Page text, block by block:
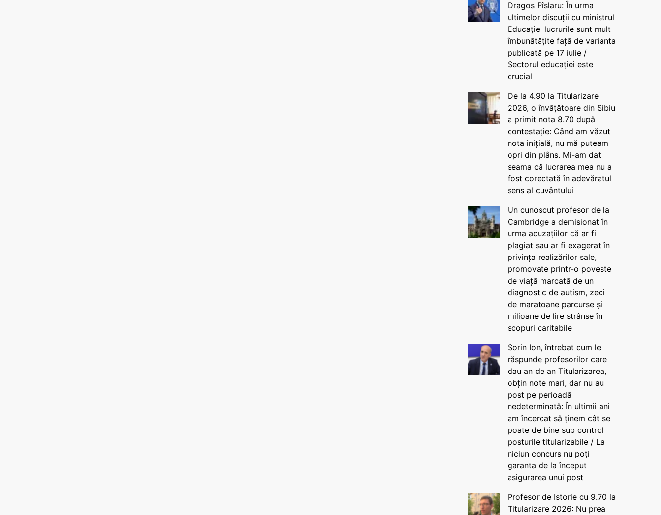
Dragos Pîslaru: În urma
ultimelor discuții cu ministrul
Educației lucrurile sunt mult
îmbunătățite față de varianta
publicată pe 17 iulie /
Sectorul educației este
crucial
De la 4.90 la Titularizare
2026, o învățătoare din Sibiu
a primit nota 8.70 după
contestație: Când am văzut
nota inițială, nu mă puteam
opri din plâns. Mi-am dat
seama că lucrarea mea nu a
fost corectată în adevăratul
sens al cuvântului
Un cunoscut profesor de la
Cambridge a demisionat în
urma acuzațiilor că ar fi
plagiat sau ar fi exagerat în
privința realizărilor sale,
promovate printr-o poveste
de viață marcată de un
diagnostic de autism, zeci
de maratoane parcurse și
milioane de lire strânse în
scopuri caritabile
Sorin Ion, întrebat cum le
răspunde profesorilor care
dau an de an Titularizarea,
obțin note mari, dar nu au
post pe perioadă
nedeterminată: În ultimii ani
am încercat să ținem cât se
poate de bine sub control
posturile titularizabile / La
niciun concurs nu poți
garanta de la început
asigurarea unui post
Profesor de Istorie cu 9.70 la
Titularizare 2026: Nu prea